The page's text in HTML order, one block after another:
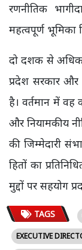
रणनीतिक
महत्वपूर्ण भूमिका
दो दशक से
प्रदेश सरकार और
है। वर्तमान में वह
और नियामकीय
की जिम्मेदारी
हितों का
मुद्दों पर सहयोग
TAGS
EXECUTIVE